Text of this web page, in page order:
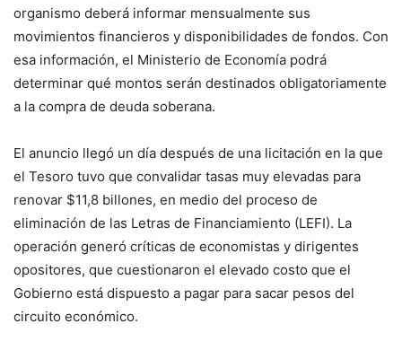
organismo deberá informar mensualmente sus
movimientos financieros y disponibilidades de fondos. Con
esa información, el Ministerio de Economía podrá
determinar qué montos serán destinados obligatoriamente
a la compra de deuda soberana.
El anuncio llegó un día después de una licitación en la que
el Tesoro tuvo que convalidar tasas muy elevadas para
renovar $11,8 billones, en medio del proceso de
eliminación de las Letras de Financiamiento (LEFI). La
operación generó críticas de economistas y dirigentes
opositores, que cuestionaron el elevado costo que el
Gobierno está dispuesto a pagar para sacar pesos del
circuito económico.